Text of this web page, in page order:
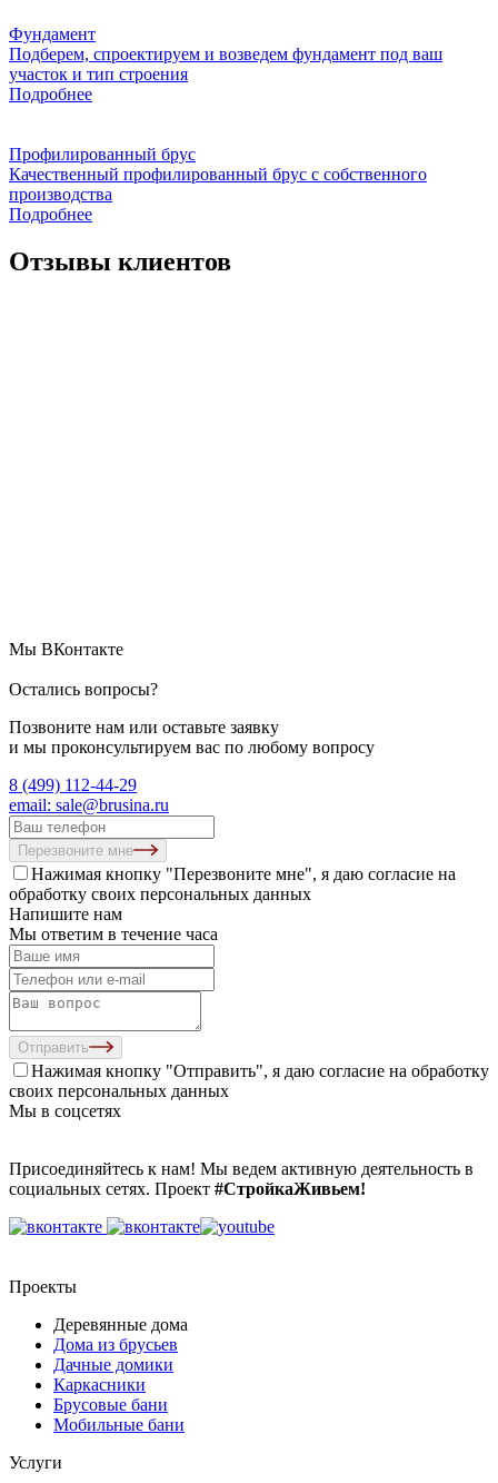
Фундамент
Подберем, спроектируем и возведем фундамент под ваш
участок и тип строения
Подробнее
Профилированный брус
Качественный профилированный брус с собственного
производства
Подробнее
Отзывы клиентов
Мы ВКонтакте
Остались вопросы?
Позвоните нам или оставьте заявку
и мы проконсультируем вас по любому вопросу
8 (499) 112-44-29
email: sale@brusina.ru
Перезвоните мне
Нажимая кнопку "Перезвоните мне", я даю согласие на
обработку своих персональных данных
Напишите нам
Мы ответим в течение часа
Отправить
Нажимая кнопку "Отправить", я даю согласие на обработку
своих персональных данных
Мы в соцсетях
Присоединяйтесь к нам! Мы ведем активную деятельность в
социальных сетях. Проект #СтройкаЖивьем!
Проекты
Деревянные дома
Дома из брусьев
Дачные домики
Каркасники
Брусовые бани
Мобильные бани
Услуги